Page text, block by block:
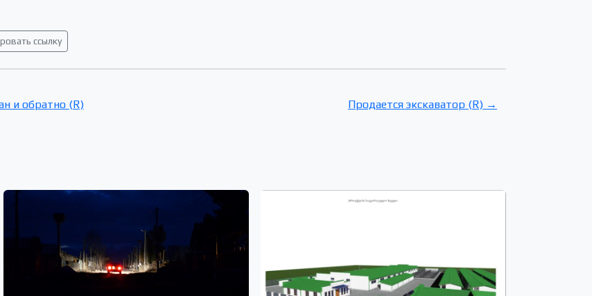
ссылку
и обратно (R) Продается экскаватор (R) →